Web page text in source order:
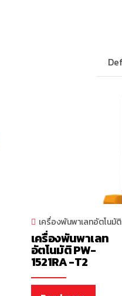
เครื่องพันพาเลทอัตโนมัติ
เครื่องพันพาเลท
อัตโนมัติ PW-
1521RA -T2